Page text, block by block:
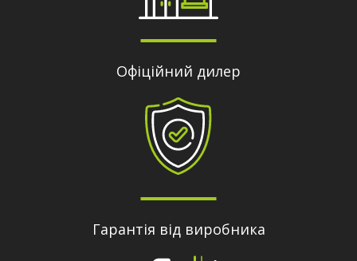
Офіційний дилер
Гарантія від виробника